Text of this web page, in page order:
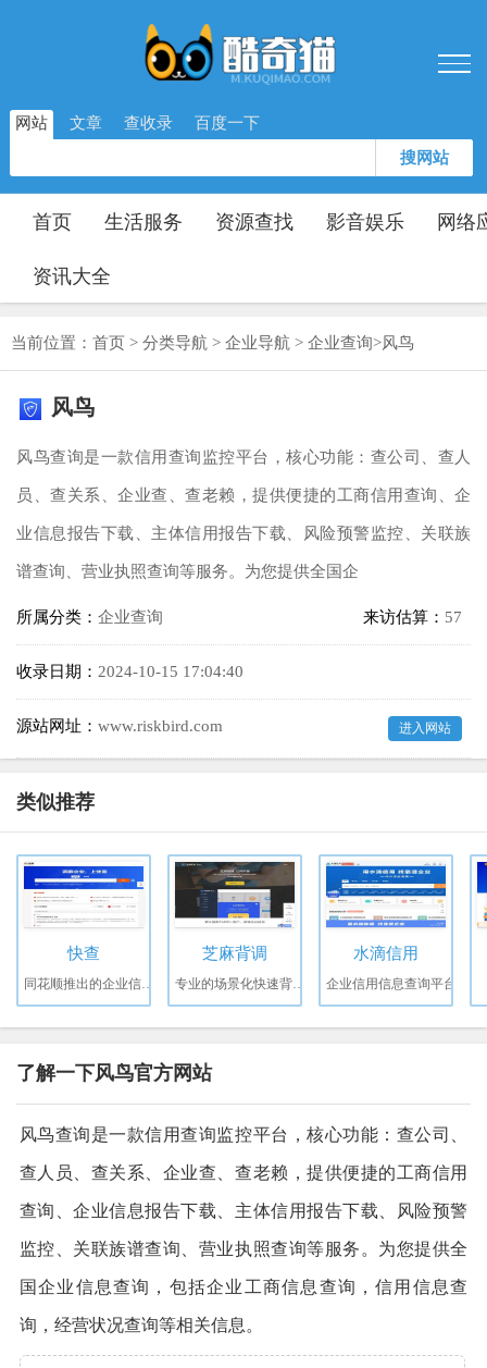
网站 文章 查收录 百度一下
搜网站
首页 生活服务 资源查找 影音娱乐 网络
资讯大全
当前位置： 首页 > 分类导航 > 企业导航 > 企业查询>风鸟
风鸟
风鸟查询是一款信用查询监控平台，核心功能：查公司、查人
员、查关系、企业查、查老赖，提供便捷的工商信用查询、企
业信息报告下载、主体信用报告下载、风险预警监控、关联族
谱查询、营业执照查询等服务。为您提供全国企
所属分类： 企业查询 来访估算： 57
收录日期： 2024-10-15 17:04:40
源站网址： www.riskbird.com 进入网站
类似推荐
快查 芝麻背调 水滴信用
企业信用信息查询平台
了解一下风鸟官方网站
风鸟查询是一款信用查询监控平台，核心功能：查公司、
查人员、查关系、企业查、查老赖，提供便捷的工商信用
查询、企业信息报告下载、主体信用报告下载、风险预警
监控、关联族谱查询、营业执照查询等服务。为您提供全
国企业信息查询，包括企业工商信息查询，信用信息查
询，经营状况查询等相关信息。